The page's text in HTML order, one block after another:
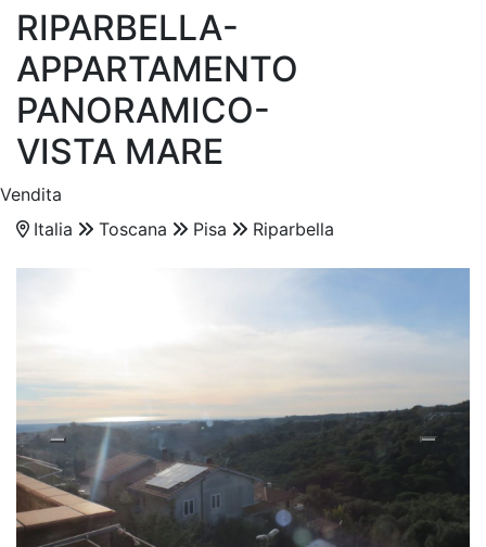
RIPARBELLA-
APPARTAMENTO
PANORAMICO-
VISTA MARE
Vendita
Italia
Toscana Pisa Riparbella